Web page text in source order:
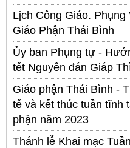
Lịch Công Giáo.
Giáo Phận Thái Bình
Ủy ban Phụng tự -
tết Nguyên đán Giáp
Giáo phận Thái Bình -
tế và kết thúc tuần tĩnh
phận năm 2023
Thánh lễ Khai mạc